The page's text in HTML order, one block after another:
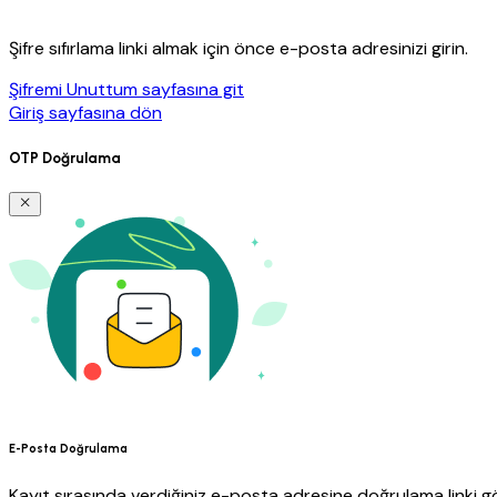
Şifre sıfırlama linki almak için önce e-posta adresinizi girin.
Şifremi Unuttum sayfasına git
Giriş sayfasına dön
OTP Doğrulama
E-Posta Doğrulama